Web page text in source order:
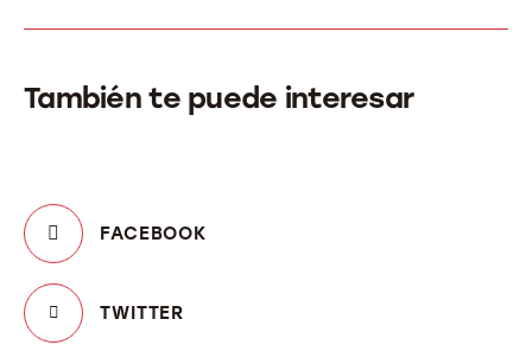
También te puede interesar
FACEBOOK
TWITTER